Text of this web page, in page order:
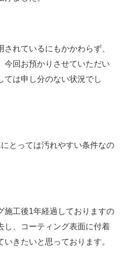
れているにもかかわらず、
今回お預かりさせていただい
ては申し分のない状況でし
とっては汚れやすい条件なの
施工後1年経過しておりますの
し、コーティング表面に付着
きたいと思っております。